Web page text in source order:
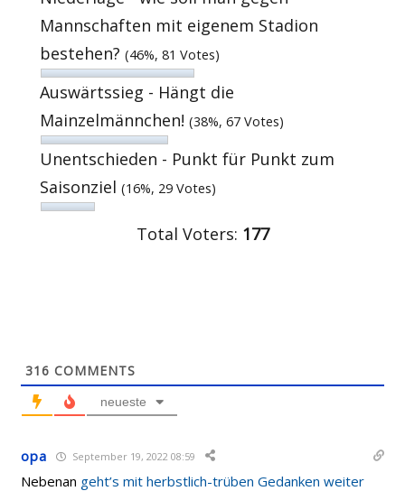
Mannschaften mit eigenem Stadion
bestehen?(46%, 81 Votes)
Auswärtssieg - Hängt die
Mainzelmännchen!(38%, 67 Votes)
Unentschieden - Punkt für Punkt zum
Saisonziel(16%, 29 Votes)
Total Voters: 177
316 COMMENTS
neueste
opa September 19, 2022 08:59
Nebenan geht’s mit herbstlich-trüben Gedanken weiter